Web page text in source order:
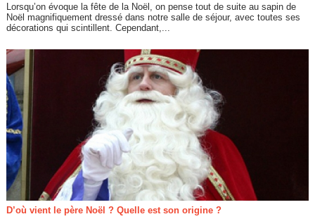
Lorsqu’on évoque la fête de la Noël, on pense tout de suite au sapin de
Noël magnifiquement dressé dans notre salle de séjour, avec toutes ses
décorations qui scintillent. Cependant,...
D’où vient le père Noël ? Quelle est son origine ?